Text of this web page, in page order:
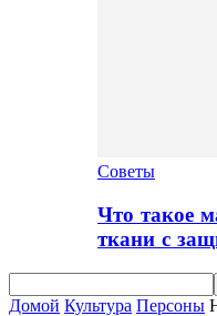
Советы
Что такое
ткани с
Домой Культура Персоны